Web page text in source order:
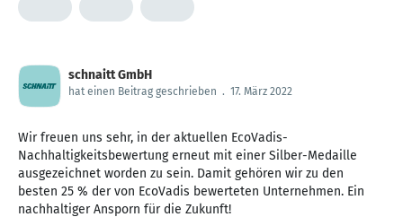
schnaitt GmbH
hat einen Beitrag geschrieben . 17. März 2022
Wir freuen uns sehr, in der aktuellen EcoVadis-
Nachhaltigkeitsbewertung erneut mit einer Silber-Medaille
ausgezeichnet worden zu sein. Damit gehören wir zu den
besten 25 % der von EcoVadis bewerteten Unternehmen. Ein
nachhaltiger Ansporn für die Zukunft!